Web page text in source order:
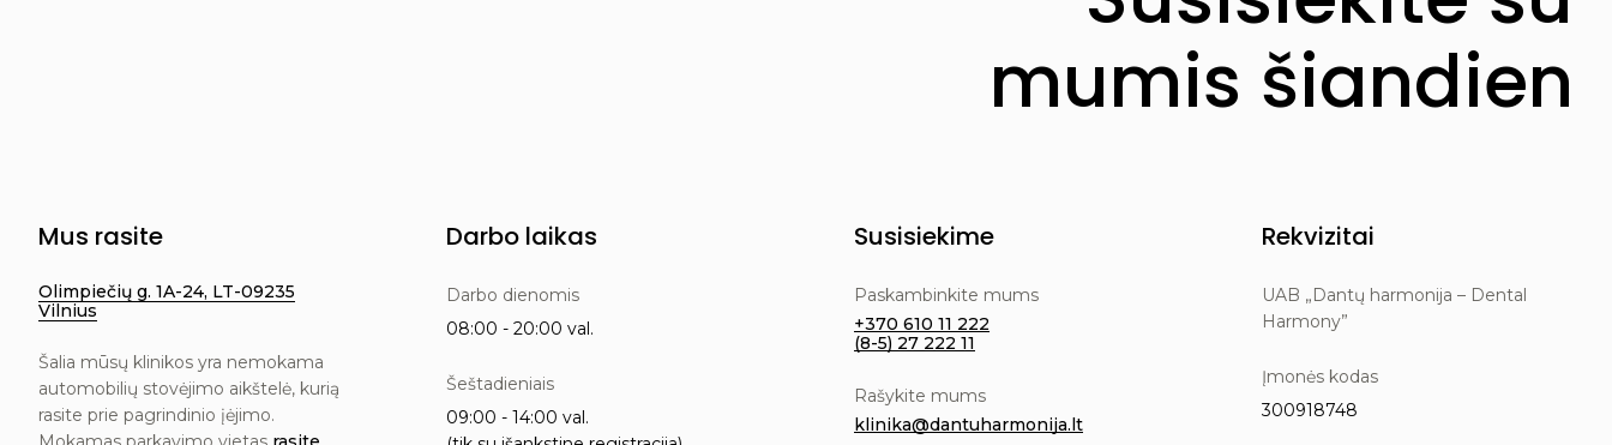
mumis šiandien
Mus rasite
Olimpiečių g. 1A-24, LT-09235
Vilnius
Šalia mūsų klinikos yra nemokama
automobilių stovėjimo aikštelė, kurią
rasite prie pagrindinio įėjimo.
Darbo laikas
Darbo dienomis
08:00 - 20:00 val.
Šeštadieniais
09:00 - 14:00 val.
Susisiekime
Paskambinkite mums
+370 610 11 222
(8-5) 27 222 11
Rašykite mums
klinika@dantuharmonija.lt
Rekvizitai
UAB „Dantų harmonija – Dental
Harmony”
Įmonės kodas
300918748